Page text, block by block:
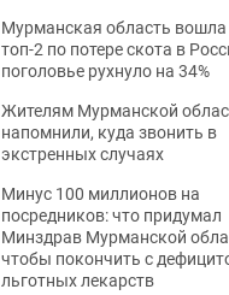
Мурманская область
топ-2 по потере скота в
поголовье рухнуло на 34%
Жителям Мурманской
напомнили, куда звонить в
экстренных случаях
Минус 100 миллионов на
посредников: что придумал
Минздрав Мурманской
чтобы покончить с
льготных лекарств